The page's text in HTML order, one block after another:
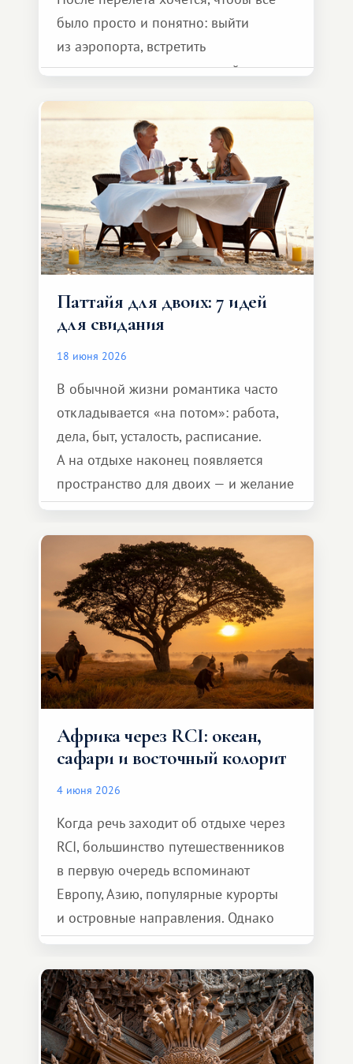
было просто и понятно: выйти
из аэропорта, встретить
представителя транспортной
и спокойно доехать до курорта.
Паттайя для двоих: 7 идей
для свидания
18 июня 2026
В обычной жизни романтика часто
откладывается «на потом»: работа,
дела, быт, усталость, расписание.
А на отдыхе наконец появляется
пространство для двоих — и желание
сделать для близкого человека что-то
масштабное, но тёплое
и запоминающееся :)
Африка через RCI: океан,
сафари и восточный колорит
4 июня 2026
Когда речь заходит об отдыхе через
RCI, большинство путешественников
в первую очередь вспоминают
Европу, Азию, популярные курорты
и островные направления. Однако
возможности обменной системы
и Африка — континент, который
способен подарить совершенно иной
формат путешествия.